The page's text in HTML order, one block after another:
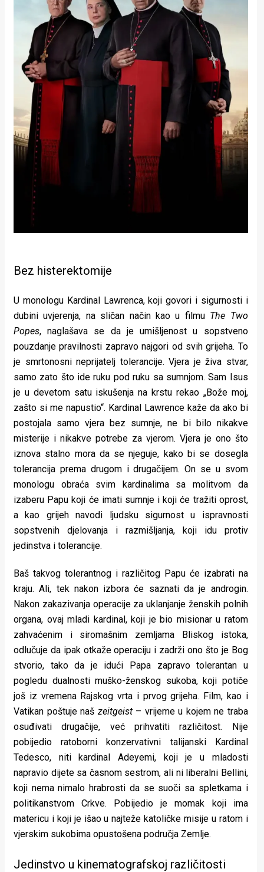
Bez histerektomije
U monologu Kardinal Lawrenca, koji govori i sigurnosti i
dubini uvjerenja, na sličan način kao u filmu The Two
Popes, naglašava se da je umišljenost u sopstveno
pouzdanje pravilnosti zapravo najgori od svih grijeha. To
je smrtonosni neprijatelj tolerancije. Vjera je živa stvar,
samo zato što ide ruku pod ruku sa sumnjom. Sam Isus
je u devetom satu iskušenja na krstu rekao „Bože moj,
zašto si me napustio“. Kardinal Lawrence kaže da ako bi
postojala samo vjera bez sumnje, ne bi bilo nikakve
misterije i nikakve potrebe za vjerom. Vjera je ono što
iznova stalno mora da se njeguje, kako bi se dosegla
tolerancija prema drugom i drugačijem. On se u svom
monologu obraća svim kardinalima sa molitvom da
izaberu Papu koji će imati sumnje i koji će tražiti oprost,
a kao grijeh navodi ljudsku sigurnost u ispravnosti
sopstvenih djelovanja i razmišljanja, koji idu protiv
jedinstva i tolerancije.
Baš takvog tolerantnog i različitog Papu će izabrati na
kraju. Ali, tek nakon izbora će saznati da je androgin.
Nakon zakazivanja operacije za uklanjanje ženskih polnih
organa, ovaj mladi kardinal, koji je bio misionar u ratom
zahvaćenim i siromašnim zemljama Bliskog istoka,
odlučuje da ipak otkaže operaciju i zadrži ono što je Bog
stvorio, tako da je idući Papa zapravo tolerantan u
pogledu dualnosti muško-ženskog sukoba, koji potiče
još iz vremena Rajskog vrta i prvog grijeha. Film, kao i
Vatikan poštuje naš zeitgeist– vrijeme u kojem ne traba
osuđivati drugačije, već prihvatiti različitost. Nije
pobijedio ratoborni konzervativni talijanski Kardinal
Tedesco, niti kardinal Adeyemi, koji je u mladosti
napravio dijete sa časnom sestrom, ali ni liberalni Bellini,
koji nema nimalo hrabrosti da se suoči sa spletkama i
politikanstvom Crkve. Pobijedio je momak koji ima
matericu i koji je išao u najteže katoličke misije u ratom i
vjerskim sukobima opustošena područja Zemlje.
Jedinstvo u kinematografskoj različitosti